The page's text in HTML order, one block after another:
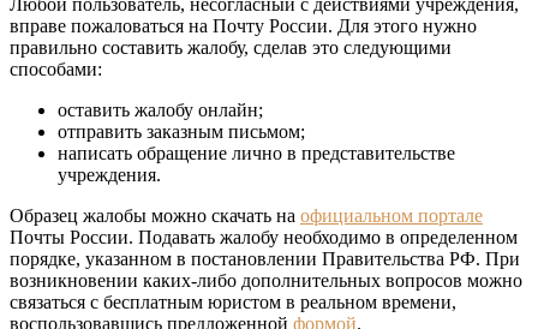
Любой пользователь, несогласный с действиями учреждения,
вправе пожаловаться на Почту России. Для этого нужно
правильно составить жалобу, сделав это следующими
способами:
оставить жалобу онлайн;
отправить заказным письмом;
написать обращение лично в представительстве
учреждения.
Образец жалобы можно скачать на официальном портале
Почты России. Подавать жалобу необходимо в определенном
порядке, указанном в постановлении Правительства РФ. При
возникновении каких-либо дополнительных вопросов можно
связаться с бесплатным юристом в реальном времени,
воспользовавшись предложенной формой.